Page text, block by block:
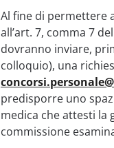
Al fine di permettere
all’art. 7, comma 7
dovranno inviare,
colloquio), una
predisporre uno
medica che attesti la
commissione